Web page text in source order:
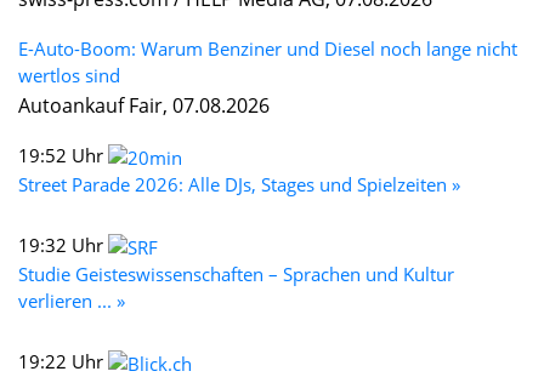
E-Auto-Boom: Warum Benziner und Diesel noch lange nicht
wertlos sind
Autoankauf Fair, 07.08.2026
19:52 Uhr
Street Parade 2026: Alle DJs, Stages und Spielzeiten »
19:32 Uhr
Studie Geisteswissenschaften – Sprachen und Kultur
verlieren ... »
19:22 Uhr